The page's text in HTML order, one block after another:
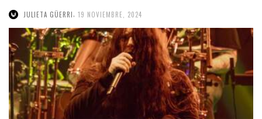
JULIETA GÜERRI, 19 NOVIEMBRE, 2024